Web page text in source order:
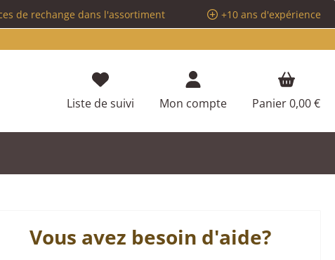
de rechange dans l'assortiment
+10 ans d'expérience
Liste de suivi Vous avez 0 articles dans votre liste
Mon compte Panier0,00 €
Vous avez besoin d'aide?